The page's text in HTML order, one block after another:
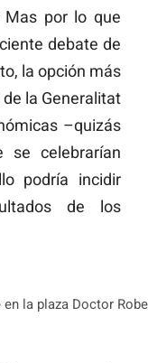
por lo que
debate de
la opción más
la Generalitat
–quizás
se celebrarían
podría incidir
de los
la plaza Doctor